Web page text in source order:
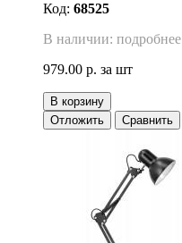
Код: 68525
В наличии: подробнее
979.00 р. за шт
В корзину
Отложить
Сравнить